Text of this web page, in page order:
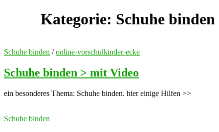
Kategorie: Schuhe binden
Schuhe binden /online-vorschulkinder-ecke
Schuhe binden > mit Video
ein besonderes Thema: Schuhe binden. hier einige Hilfen >>
Schuhe binden